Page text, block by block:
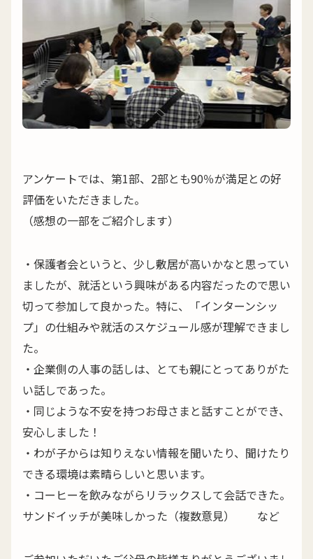
アンケートでは、第1部、2部とも90％が満足との好
評価をいただきました。
（感想の一部をご紹介します）
・保護者会というと、少し敷居が高いかなと思ってい
ましたが、就活という興味がある内容だったので思い
切って参加して良かった。特に、「インターンシッ
プ」の仕組みや就活のスケジュール感が理解できまし
た。
・企業側の人事の話しは、とても親にとってありがた
い話しであった。
・同じような不安を持つお母さまと話すことができ、
安心しました！
・わが子からは知りえない情報を聞いたり、聞けたり
できる環境は素晴らしいと思います。
・コーヒーを飲みながらリラックスして会話できた。
サンドイッチが美味しかった（複数意見） など